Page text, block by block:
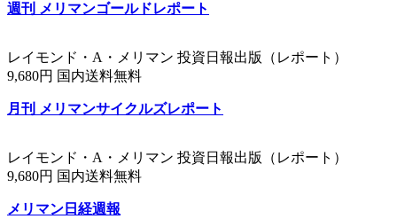
週刊 メリマンゴールドレポート
レイモンド・A・メリマン 投資日報出版（レポート）
9,680円 国内送料無料
月刊 メリマンサイクルズレポート
レイモンド・A・メリマン 投資日報出版（レポート）
9,680円 国内送料無料
メリマン日経週報